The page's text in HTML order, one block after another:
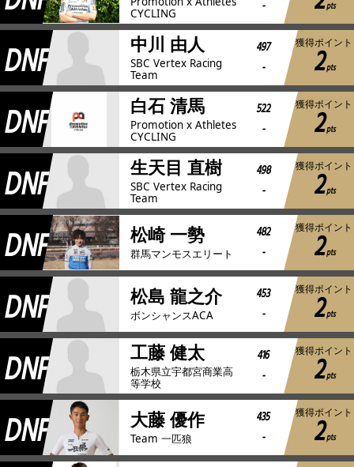
CYCLING
- pts
DNF 中川 由人
SBC Vertex Racing
Team
497
-
獲得ポイント
2pts
DNF 白石 清馬
Promotion x Athletes
CYCLING
522
-
獲得ポイント
2pts
DNF 生天目 直樹
SBC Vertex Racing
Team
498
-
獲得ポイント
2pts
DNF 松崎 一勢
群馬マンモスエリート
482
-
獲得ポイント
2pts
DNF 松島 龍之介
ボンシャンスACA
453
-
獲得ポイント
2pts
DNF 工藤 健太
栃木県立宇都宮商業高
等学校
416
-
獲得ポイント
2pts
DNF 大藤 優作
Team 一匹狼
435
-
獲得ポイント
2pts